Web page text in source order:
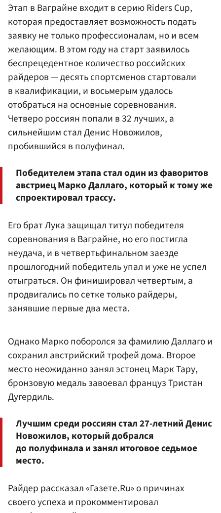
Этап в Ваграйне входит в серию Riders Cup,
которая предоставляет возможность подать
заявку не только профессионалам, но и всем
желающим. В этом году на старт заявилось
беспрецедентное количество российских
райдеров — десять спортсменов стартовали
в квалификации, и восьмерым удалось
отобраться на основные соревнования.
Четверо россиян попали в 32 лучших, а
сильнейшим сталДенис Новожилов,
пробившийся в полуфинал.
Победителем этапа стал один из фаворитов
австриецМарко Даллаго, который к тому же
спроектировал трассу.
Его брат Лука защищал титул победителя
соревнования в Ваграйне, но его постигла
неудача, и в четвертьфинальном заезде
прошлогодний победитель упал и уже не успел
отыграться. Он финишировал четвертым, а
продвигались по сетке только райдеры,
занявшие первые два места.
Однако Марко поборолся за фамилию Даллаго и
сохранил австрийский трофей дома. Второе
место неожиданно занял эстонец Марк Тару,
бронзовую медаль завоевал француз Тристан
Дугердиль.
Лучшим среди россиян стал 27-летний Денис
Новожилов, который добрался
до полуфинала и занял итоговое седьмое
место.
Райдер рассказал «Газете.Ru» о причинах
своего успеха и прокомментировал